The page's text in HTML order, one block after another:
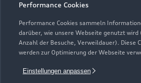
Performance Cookies
Performance Cookies sammeln
darüber, wie unsere Webseite genutzt wird
Anzahl der Besuche, Verweildauer). Diese
werden zur Optimierung der Webseite
Einstellungen anpassen
Elektromodelle
Plug-in-Hybride
Neuwagensuche
Gebrauchtwagensuche
Service & Zubehör
Saisonale Angebote
Audi Services
Support
Über Audi